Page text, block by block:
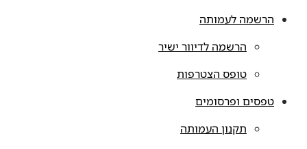
הרשמה לעמותה
הרשמה לדיוור ישיר
טופס הצטרפות
טפסים ופרסומים
תקנון העמותה